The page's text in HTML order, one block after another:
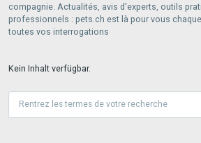
compagnie. Actualités, avis d'experts, outils
professionnels : pets.ch est là pour vous
toutes vos interrogations
Kein Inhalt verfügbar.
Suche